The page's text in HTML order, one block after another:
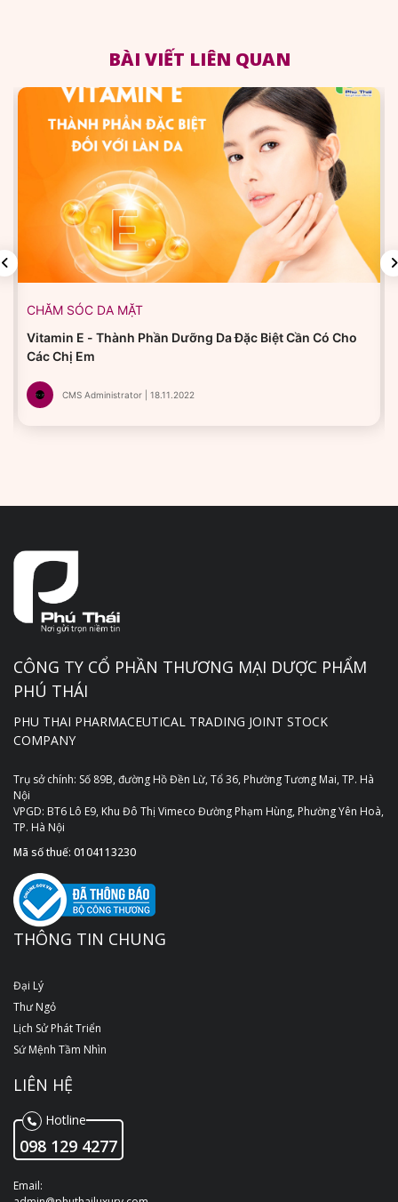
BÀI VIẾT LIÊN QUAN
CHĂM SÓC DA MẶT
Vitamin E - Thành Phần Dưỡng Da Đặc Biệt Cần Có Cho
Các Chị Em
CMS Administrator | 18.11.2022
CÔNG TY CỔ PHẦN THƯƠNG MẠI DƯỢC PHẨM
PHÚ THÁI
PHU THAI PHARMACEUTICAL TRADING JOINT STOCK
COMPANY
Trụ sở chính: Số 89B, đường Hồ Đền Lừ, Tổ 36, Phường Tương Mai, TP. Hà
Nội
VPGD: BT6 Lô E9, Khu Đô Thị Vimeco Đường Phạm Hùng, Phường Yên Hoà,
TP. Hà Nội
Mã số thuế: 0104113230
THÔNG TIN CHUNG
Đại Lý
Thư Ngỏ
Lịch Sử Phát Triển
Sứ Mệnh Tầm Nhìn
LIÊN HỆ
Hotline
098 129 4277
Email: